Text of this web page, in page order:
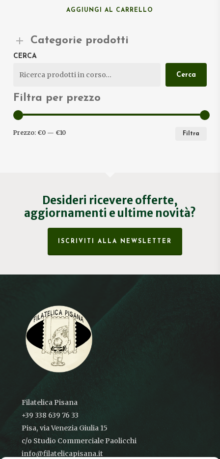
AGGIUNGI AL CARRELLO
Categorie prodotti
CERCA
Cerca
Filtra per prezzo
Filtra
Prezzo: €0— €10
Desideri ricevere offerte,
aggiornamenti e ultime novità?
ISCRIVITI ALLA NEWSLETTER
Filatelica Pisana
+39 338 639 76 33
Pisa, via Venezia Giulia 15
c/o Studio Commerciale Paolicchi
info@filatelicapisana.it